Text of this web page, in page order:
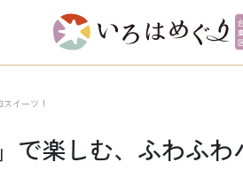
イーツ！
で楽しむ、ふわふわ